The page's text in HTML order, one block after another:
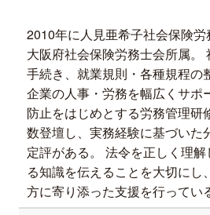
2010年に人見亜希子社会保険労
大阪府社会保険労務士会所属。
手続き、就業規則・各種規程の
企業の人事・労務を幅広くサポ
防止をはじめとする労務管理研
数登壇し、実務経験に基づいた
定評がある。 法令を正しく理
る知識を伝えることを大切にし
方に寄り添った支援を行ってい